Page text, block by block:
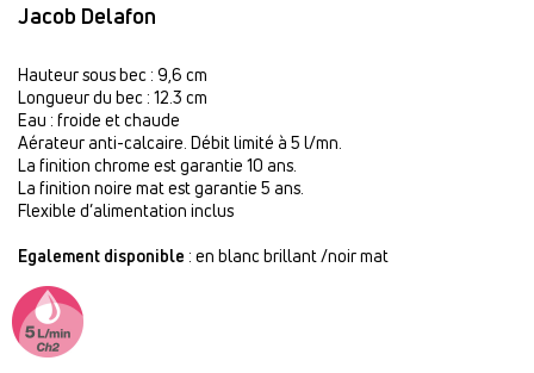
Jacob Delafon
Hauteur sous bec : 9,6 cm
Longueur du bec : 12.3 cm
Eau : froide et chaude
Aérateur anti-calcaire. Débit limité à 5 l/mn.
La finition chrome est garantie 10 ans.
La finition noire mat est garantie 5 ans.
Flexible d’alimentation inclus
Egalement disponible : en blanc brillant /noir mat